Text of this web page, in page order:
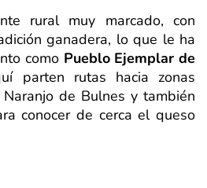
rural muy marcado, con
ganadera, lo que le ha
como Pueblo Ejemplar de
parten rutas hacia zonas
de Bulnes y también
conocer de cerca el queso